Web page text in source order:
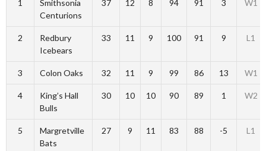
1
Smithsonia
Centurions
37 12 8 94 91 3 W1
2
Redbury
Icebears
33 11 9 100 91 9 L1
3 Colon Oaks 32 11 9 99 86 13 W1
4
King’s Hall
Bulls
30 10 10 90 89 1 W2
5
Margretville
Bats
27 9 11 83 88 -5 L1